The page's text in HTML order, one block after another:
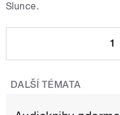
Slunce.
1
DALŠÍ TÉMATA